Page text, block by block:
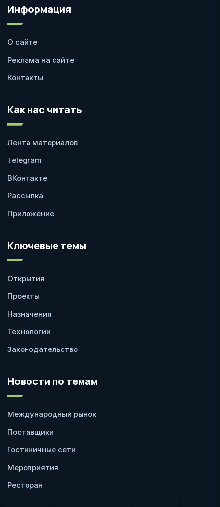
Информация
О сайте
Реклама на сайте
Контакты
Как нас читать
Лента материалов
Telegram
ВКонтакте
Рассылка
Приложение
Ключевые темы
Открытия
Проекты
Назначения
Технологии
Законодательство
Новости по темам
Международный рынок
Поставщики
Гостиничные сети
Мероприятия
Ресторан